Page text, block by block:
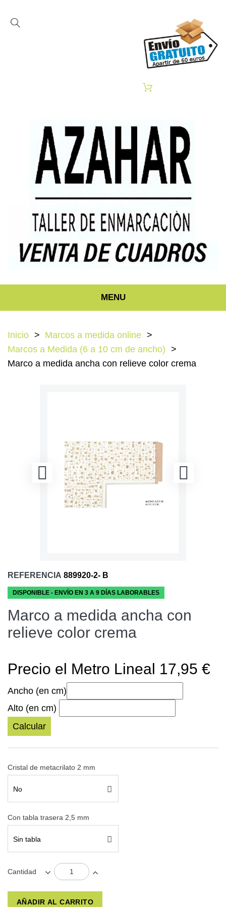
MENU
Inicio
Marcos a medida online
Marcos a Medida (6 a 10 cm de ancho)
Marco a medida ancha con relieve color crema
REFERENCIA 889920-2- B
DISPONIBLE - ENVÍO EN 3 A 9 DÍAS LABORABLES
Marco a medida ancha con
relieve color crema
Precio el Metro Lineal 17,95 €
Ancho (en cm)
Alto (en cm)
Calcular
Cristal de metacrilato 2 mm
No
Con tabla trasera 2,5 mm
Sin tabla
Cantidad
AÑADIR AL CARRITO